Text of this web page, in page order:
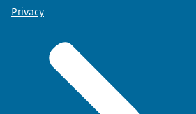
Privacy